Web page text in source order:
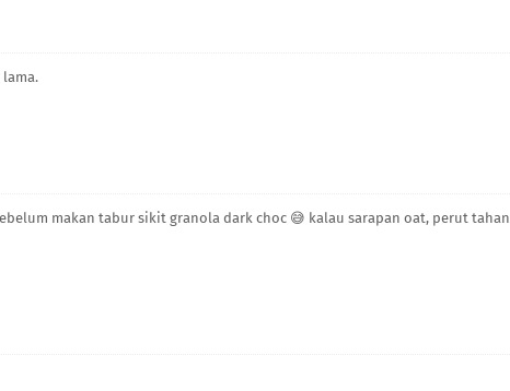
makan tabur sikit granola dark choc 😅 kalau sarapan oat, perut tahan